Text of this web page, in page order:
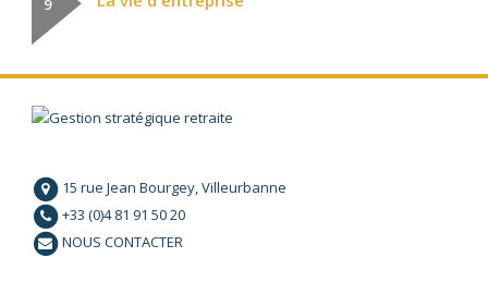
9
15 rue Jean Bourgey, Villeurbanne
+33 (0)4 81 91 50 20
NOUS CONTACTER